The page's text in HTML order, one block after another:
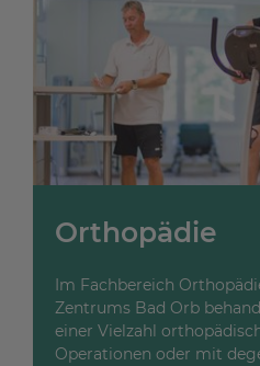
Orthopädie
Im Fachbereich
Zentrums Bad Orb
einer Vielzahl
Operationen oder mit